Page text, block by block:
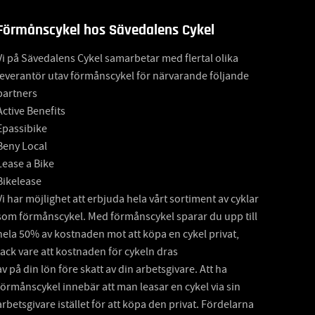
hos Sävedalens Cykel
på Sävedalens Cykel samarbetar med flertal olika
utav förmånscykel för närvarande följande
Benefits
Local
a Bike
har möjlighet att erbjuda hela vårt sortiment av cyklar
förmånscykel. Med förmånscykel sparar du upp till
50% av kostnaden mot att köpa en cykel privat,
vare att kostnaden för cykeln dras
på din lön före skatt av din arbetsgivare. Att ha
innebär att man leasar en cykel via sin
istället för att köpa den privat. Fördelarna